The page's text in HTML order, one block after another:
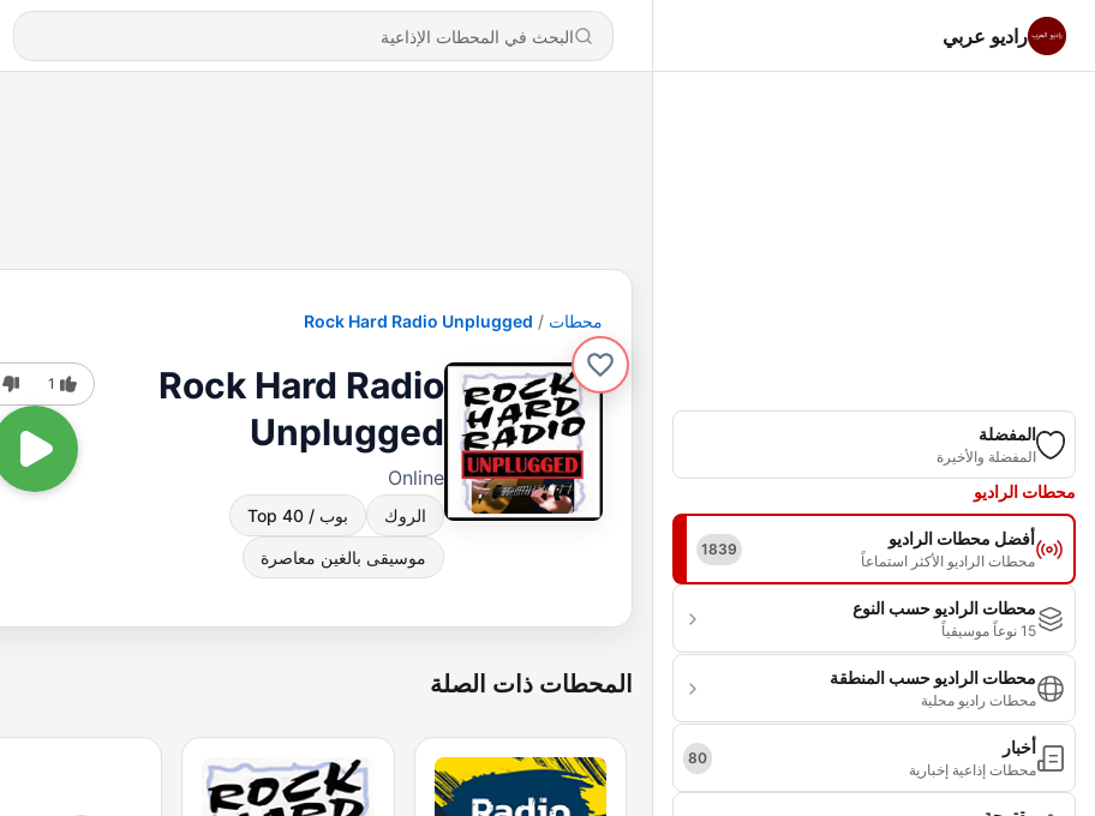
راديو عربي
المفضلة
المفضلة والأخيرة
محطات الراديو
أفضل محطات الراديو
محطات الراديو الأكثر استماعاً
1839
محطات الراديو حسب النوع
15 نوعاً موسيقياً
محطات الراديو حسب المنطقة
محطات راديو محلية
أخبار
محطات إذاعية إخبارية
80
محطات Rock Hard Radio Unplugged
Rock Hard Radio
Unplugged
Online
الروك بوب / Top 40
موسيقى بالغين معاصرة
1
المحطات ذات الصلة